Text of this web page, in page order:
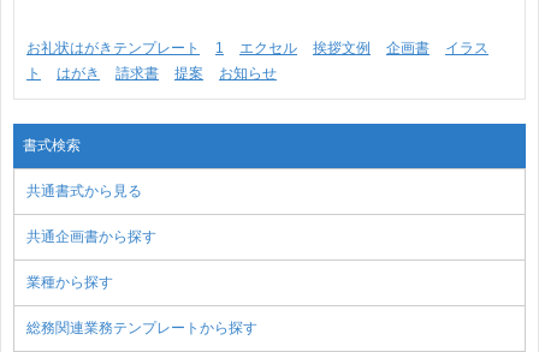
お礼状はがきテンプレート 1 エクセル 挨拶文例 企画書
イラス
ト
はがき 請求書 提案 お知らせ
書式検索
共通書式から見る
共通企画書から探す
業種から探す
総務関連業務テンプレートから探す